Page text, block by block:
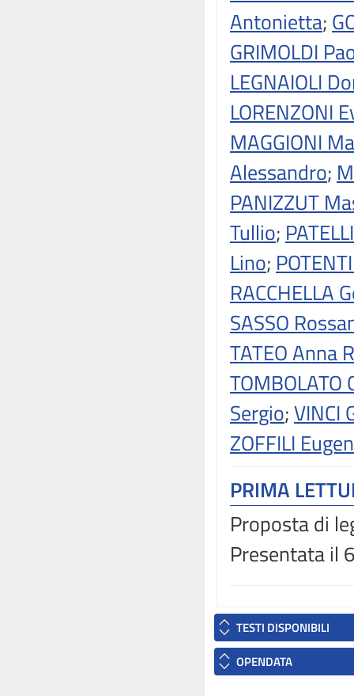
Antonietta;
GRIMOLDI
LEGNAIOLI
LORENZONI
MAGGIONI
Alessandro;
PANIZZUT
Tullio;
Lino;
RACCHELLA
SASSO
TATEO Anna
Sergio;VINCI
ZOFFILI
PRIMA
Proposta di
Presentata il
TESTI DISPONIBILI
OPENDATA